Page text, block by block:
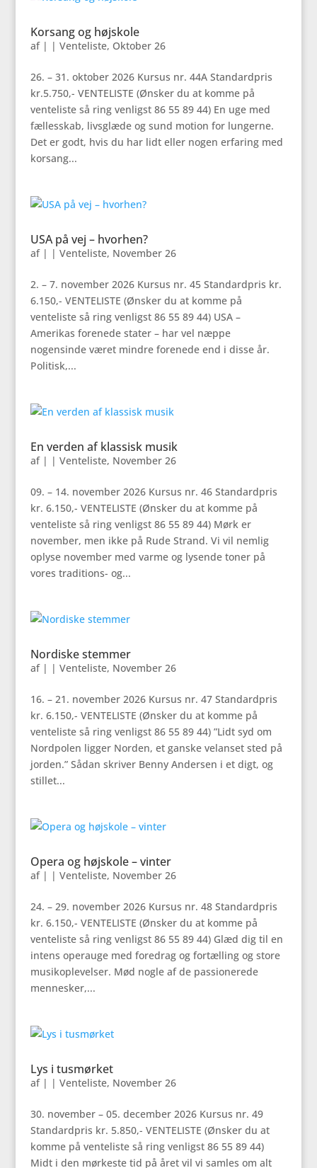
Korsang og højskole
af | | Venteliste, Oktober 26
26. – 31. oktober 2026 Kursus nr. 44A Standardpris
kr.5.750,- VENTELISTE (Ønsker du at komme på
venteliste så ring venligst 86 55 89 44) En uge med
fællesskab, livsglæde og sund motion for lungerne.
Det er godt, hvis du har lidt eller nogen erfaring med
korsang...
USA på vej – hvorhen?
af | | Venteliste, November 26
2. – 7. november 2026 Kursus nr. 45 Standardpris kr.
6.150,- VENTELISTE (Ønsker du at komme på
venteliste så ring venligst 86 55 89 44) USA –
Amerikas forenede stater – har vel næppe
nogensinde været mindre forenede end i disse år.
Politisk,...
En verden af klassisk musik
af | | Venteliste, November 26
09. – 14. november 2026 Kursus nr. 46 Standardpris
kr. 6.150,- VENTELISTE (Ønsker du at komme på
venteliste så ring venligst 86 55 89 44) Mørk er
november, men ikke på Rude Strand. Vi vil nemlig
oplyse november med varme og lysende toner på
vores traditions- og...
Nordiske stemmer
af | | Venteliste, November 26
16. – 21. november 2026 Kursus nr. 47 Standardpris
kr. 6.150,- VENTELISTE (Ønsker du at komme på
venteliste så ring venligst 86 55 89 44) ”Lidt syd om
Nordpolen ligger Norden, et ganske velanset sted på
jorden.” Sådan skriver Benny Andersen i et digt, og
stillet...
Opera og højskole – vinter
af | | Venteliste, November 26
24. – 29. november 2026 Kursus nr. 48 Standardpris
kr. 6.150,- VENTELISTE (Ønsker du at komme på
venteliste så ring venligst 86 55 89 44) Glæd dig til en
intens operauge med foredrag og fortælling og store
musikoplevelser. Mød nogle af de passionerede
mennesker,...
Lys i tusmørket
af | | Venteliste, November 26
30. november – 05. december 2026 Kursus nr. 49
Standardpris kr. 5.850,- VENTELISTE (Ønsker du at
komme på venteliste så ring venligst 86 55 89 44)
Midt i den mørkeste tid på året vil vi samles om alt